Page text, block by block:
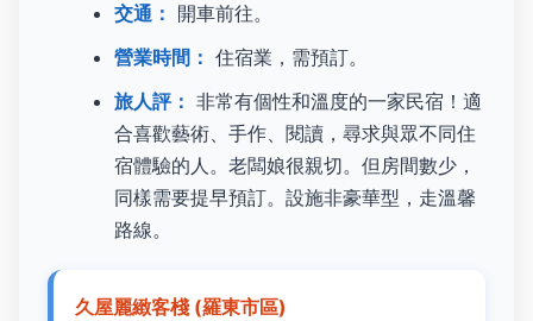
交通： 開車前往。
營業時間： 住宿業，需預訂。
旅人評： 非常有個性和溫度的一家民宿！適
合喜歡藝術、手作、閱讀，尋求與眾不同住
宿體驗的人。老闆娘很親切。但房間數少，
同樣需要提早預訂。設施非豪華型，走溫馨
路線。
久屋麗緻客棧 (羅東市區)